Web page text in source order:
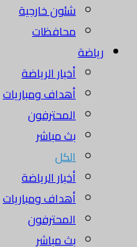
شئون خارجية
محافظات
رياضة
أخبار الرياضة
أهداف ومباريات
المحترفون
بث مباشر
الكل
أخبار الرياضة
أهداف ومباريات
المحترفون
بث مباشر